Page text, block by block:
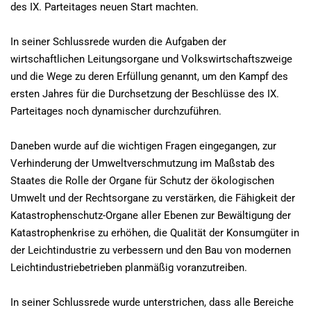
des IX. Parteitages neuen Start machten.
In seiner Schlussrede wurden die Aufgaben der
wirtschaftlichen Leitungsorgane und Volkswirtschaftszweige
und die Wege zu deren Erfüllung genannt, um den Kampf des
ersten Jahres für die Durchsetzung der Beschlüsse des IX.
Parteitages noch dynamischer durchzuführen.
Daneben wurde auf die wichtigen Fragen eingegangen, zur
Verhinderung der Umweltverschmutzung im Maßstab des
Staates die Rolle der Organe für Schutz der ökologischen
Umwelt und der Rechtsorgane zu verstärken, die Fähigkeit der
Katastrophenschutz-Organe aller Ebenen zur Bewältigung der
Katastrophenkrise zu erhöhen, die Qualität der Konsumgüter in
der Leichtindustrie zu verbessern und den Bau von modernen
Leichtindustriebetrieben planmäßig voranzutreiben.
In seiner Schlussrede wurde unterstrichen, dass alle Bereiche